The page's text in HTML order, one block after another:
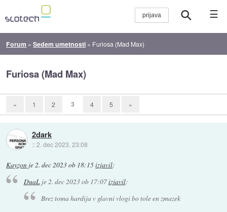
☰
Forum »Sedem umetnosti » Furiosa (Mad Max)
Furiosa (Mad Max)
« 1 2 3 4 5 »
2dark
::2. dec 2023, 23:08
Kayzon je2. dec 2023 ob 18:15izjavil:
DuaLje2. dec 2023 ob 17:07izjavil:
Brez toma hardija v glavni vlogi bo tole en zmazek